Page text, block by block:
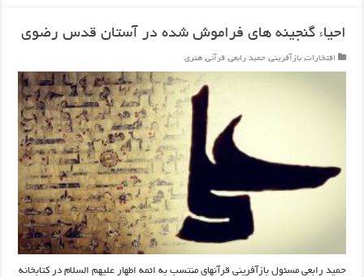
احیاء گنجینه های فراموش شده در آستان قدس رضوی
افتخارات, بازآفرینی, حمید رابعی, قرآنی, هنری
حمید رابعی مسئول بازآفرینی قرآنهای منتسب به ائمه اطهار علیهم السلام در کتابخانه